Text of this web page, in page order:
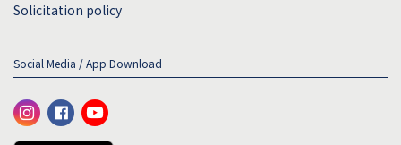
Solicitation policy
Social Media / App Download